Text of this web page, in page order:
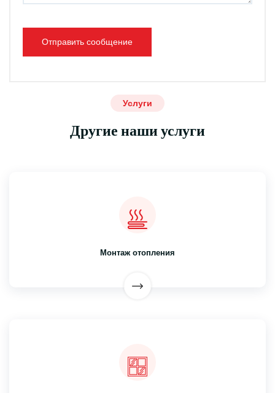
Отправить сообщение
Услуги
Другие наши услуги
Монтаж отопления